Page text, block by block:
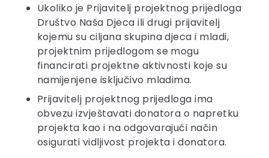
Ukoliko je Prijavitelj projektnog prijedloga
Društvo Naša Djeca ili drugi prijavitelj
kojemu su ciljana skupina djeca i mladi,
projektnim prijedlogom se mogu
financirati projektne aktivnosti koje su
namijenjene isključivo mladima.
Prijavitelj projektnog prijedloga ima
obvezu izvještavati donatora o napretku
projekta kao i na odgovarajući način
osigurati vidljivost projekta i donatora.